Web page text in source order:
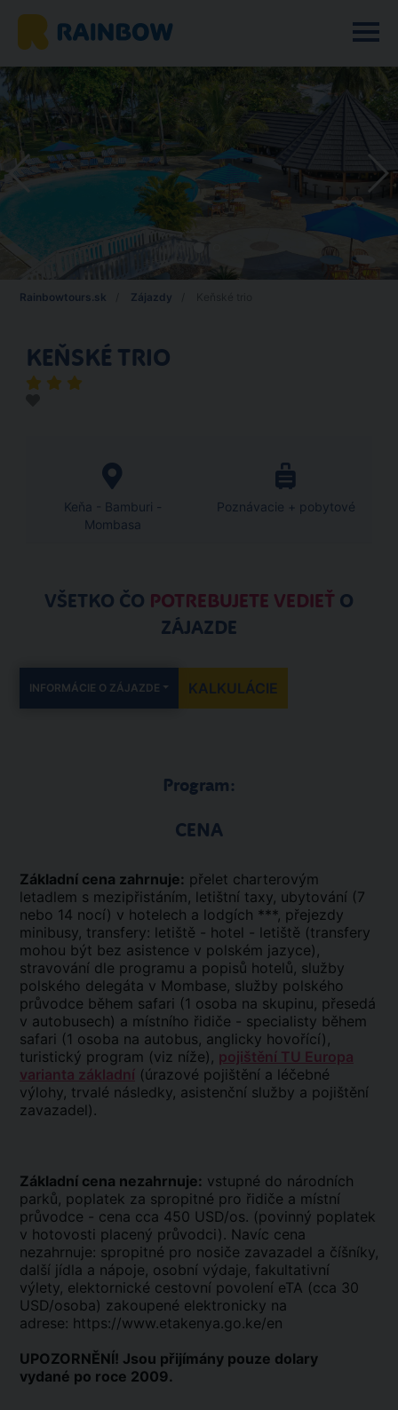
Rainbowtours.sk Zájazdy
KEŇSKÉ TRIO
Keňa - Bamburi -
Mombasa
Poznávacie + pobytové
VŠETKO ČO POTREBUJETE VEDIEŤ O
ZÁJAZDE
INFORMÁCIE O ZÁJAZDE KALKULÁCIE
Program:
CENA
Základní cena zahrnuje: přelet charterovým
letadlem s mezipřistáním, letištní taxy, ubytování (7
nebo 14 nocí) v hotelech a lodgích ***, přejezdy
minibusy, transfery: letiště - hotel - letiště (transfery
mohou být bez asistence v polském jazyce),
stravování dle programu a popisů hotelů, služby
polského delegáta v Mombase, služby polského
průvodce během safari (1 osoba na skupinu, přesedá
v autobusech) a místního řidiče - specialisty během
safari (1 osoba na autobus, anglicky hovořící),
turistický program (viz níže), pojištění TU Europa
varianta základní (úrazové pojištění a léčebné
výlohy, trvalé následky, asistenční služby a pojištění
zavazadel).
Základní cena nezahrnuje: vstupné do národních
parků, poplatek za spropitné pro řidiče a místní
průvodce - cena cca 450 USD/os. (povinný poplatek
v hotovosti placený průvodci). Navíc cena
nezahrnuje: spropitné pro nosiče zavazadel a číšníky,
další jídla a nápoje, osobní výdaje, fakultativní
výlety, elektornické cestovní povolení eTA (cca 30
USD/osoba) zakoupené elektronicky na
adrese: https://www.etakenya.go.ke/en
UPOZORNĚNÍ! Jsou přijímány pouze dolary
vydané po roce 2009.